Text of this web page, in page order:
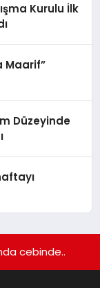
Kurulu İlk
Maarif”
Düzeyinde
cebinde..